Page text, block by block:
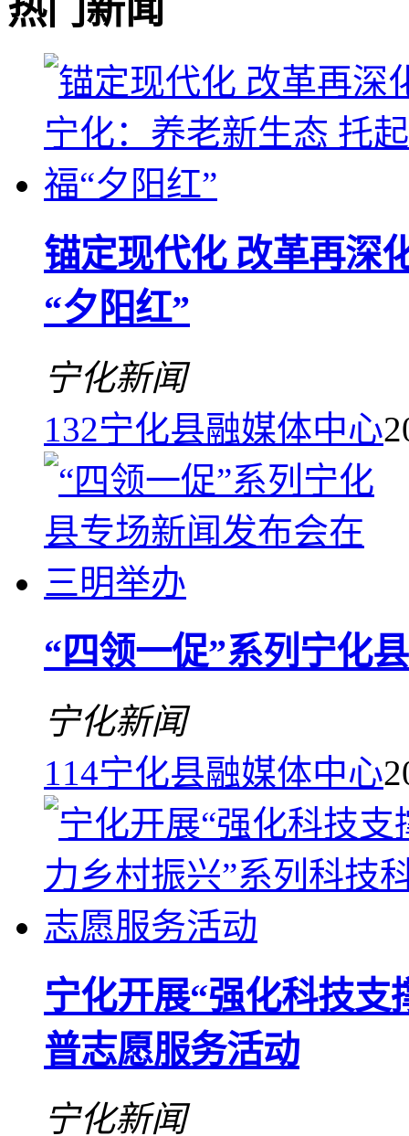
热门新闻
锚定现代化 改革再深
“夕阳红”
宁化新闻
132宁化县融媒体中心
“四领一促”系列宁化
宁化新闻
114宁化县融媒体中心
宁化开展“强化科技支
普志愿服务活动
宁化新闻